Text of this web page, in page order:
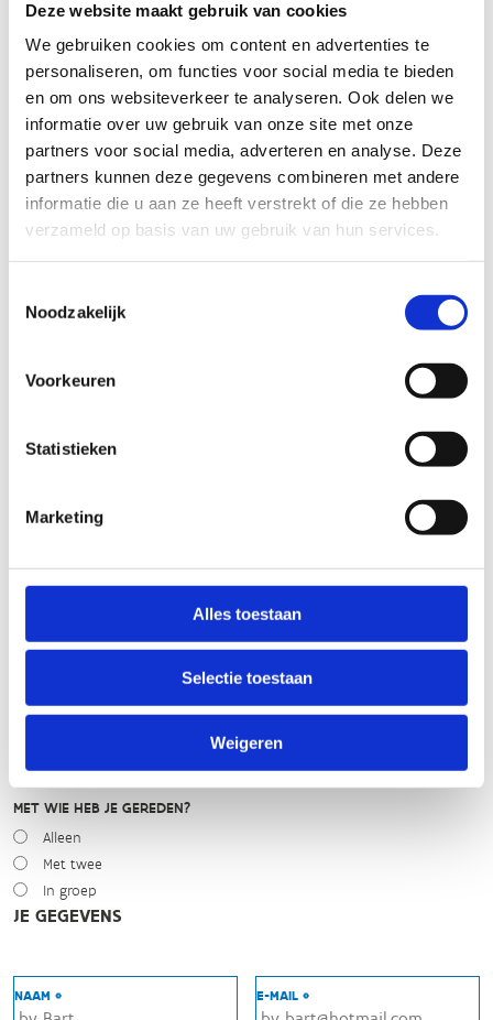
Deze website maakt gebruik van cookies
We gebruiken cookies om content en advertenties te
personaliseren, om functies voor social media te bieden
en om ons websiteverkeer te analyseren. Ook delen we
informatie over uw gebruik van onze site met onze
partners voor social media, adverteren en analyse. Deze
partners kunnen deze gegevens combineren met andere
informatie die u aan ze heeft verstrekt of die ze hebben
verzameld op basis van uw gebruik van hun services.
Noodzakelijk
Voorkeuren
Statistieken
Marketing
Alles toestaan
Selectie toestaan
Weigeren
TECHNISCHE MOEILIJKHEIDSGRAAD
makkelijk moeilijk
BEWEGWIJZERING
slecht
TIP:ontbrekende signalisatie kan je melden via het
Routemeldpunt
Bewolkt
Winters
Beginner
MET WIE HEB JE GEREDEN?
Alleen
Met twee
In groep
JE GEGEVENS
NAAM * E-MAIL *